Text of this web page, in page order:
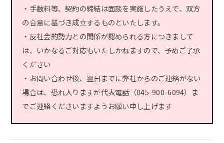
・手数料等、契約の締結は面談を実施したうえで、双方
の合意に基づき成立するものといたします。
・反社会的勢力との関係が認められる方につきまして
は、いかなるご対応もいたしかねますので、予めご了承
ください
・お問い合わせ後、翌日までに弊社からのご連絡がない
場合は、恐れ入りますが代表電話（045-900-6094）ま
でご連絡くださいますようお願い申し上げます